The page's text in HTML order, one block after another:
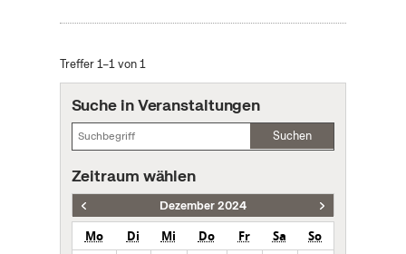
Treffer 1–1 von 1
Suche in Veranstaltungen
Suchen
Zeitraum wählen
Dezember 2024
Mo Di Mi Do Fr Sa
So